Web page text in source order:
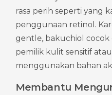
rasa perih seperti yang
penggunaan retinol.
gentle, bakuchiol
pemilik kulit sensitif
menggunakan bahan
Membantu